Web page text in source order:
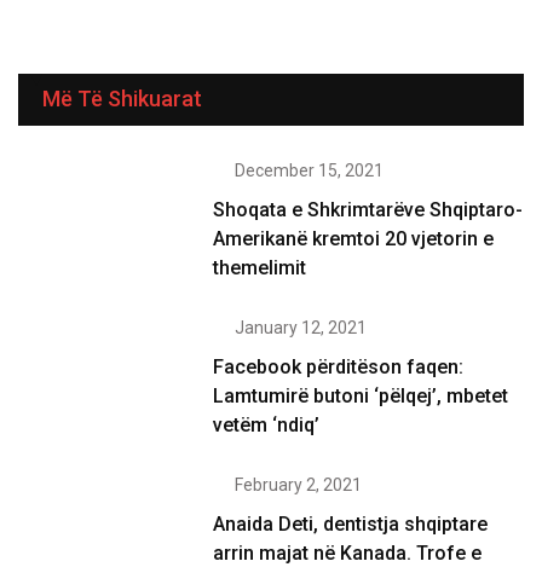
Më Të Shikuarat
December 15, 2021
Shoqata e Shkrimtarëve Shqiptaro-
Amerikanë kremtoi 20 vjetorin e
themelimit
January 12, 2021
Facebook përditëson faqen:
Lamtumirë butoni ‘pëlqej’, mbetet
vetëm ‘ndiq’
February 2, 2021
Anaida Deti, dentistja shqiptare
arrin majat në Kanada. Trofe e